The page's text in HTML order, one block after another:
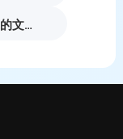
AI高级修图 | 一键修改海报中的文字